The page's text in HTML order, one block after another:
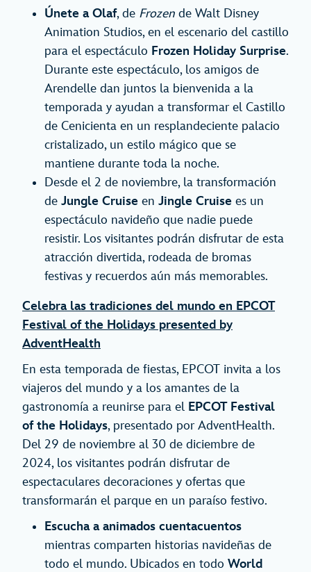
Únete a Olaf, de Frozen de Walt Disney
Animation Studios, en el escenario del castillo
para el espectáculo Frozen Holiday Surprise.
Durante este espectáculo, los amigos de
Arendelle dan juntos la bienvenida a la
temporada y ayudan a transformar el Castillo
de Cenicienta en un resplandeciente palacio
cristalizado, un estilo mágico que se
mantiene durante toda la noche.
Desde el 2 de noviembre, la transformación
de Jungle Cruise en Jingle Cruise es un
espectáculo navideño que nadie puede
resistir. Los visitantes podrán disfrutar de esta
atracción divertida, rodeada de bromas
festivas y recuerdos aún más memorables.
Celebra las tradiciones del mundo en EPCOT
Festival of the Holidays presented by
AdventHealth
En esta temporada de fiestas, EPCOT invita a los
viajeros del mundo y a los amantes de la
gastronomía a reunirse para el EPCOT Festival
of the Holidays, presentado por AdventHealth.
Del 29 de noviembre al 30 de diciembre de
2024, los visitantes podrán disfrutar de
espectaculares decoraciones y ofertas que
transformarán el parque en un paraíso festivo.
Escucha a animados cuentacuentos
mientras comparten historias navideñas de
todo el mundo. Ubicados en todo World